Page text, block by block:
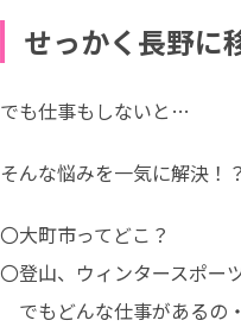
せっかく長野に
でも仕事もしないと…
そんな悩みを一気に解決！？
〇大町市ってどこ？
〇登山、ウィンタースポー
でもどんな仕事があるの